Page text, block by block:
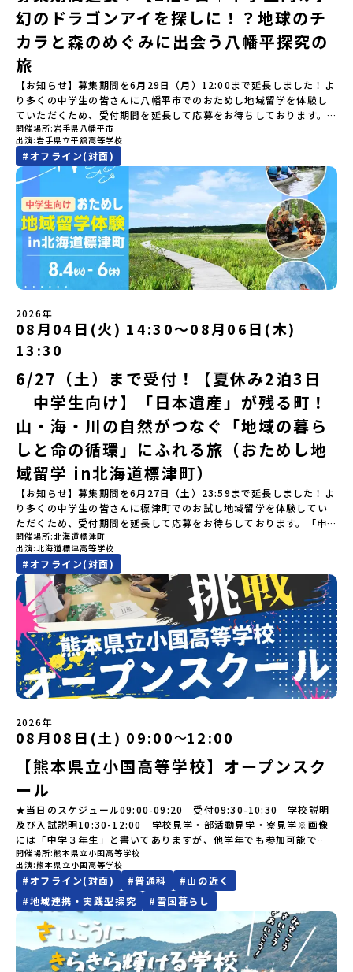
ム主催：一般財団法人地域・教育魅力化プラットフォーム＞「意志
ある若者にあふれる持続可能な地域・社会をつくる」というビジョ
ンを掲げ、2017年3月に島根県に設立した教育事業団体です。日本
全国約200の高校と連携しながら、中学卒業後に地域の枠を越えて生
徒一人ひとりの夢や価値観に合った地域・学校で1〜3年間過ごすこ
とができるシステム「地域みらい留学」をはじめとした、教育事業
や地域活性モデルをつくり続けています。名 称：一般財団法人地
域・教育魅力化プラットフォーム設 立：2017年3月代表者：岩本
悠所在地：〒690-0842 島根県松江市東本町二丁目25-6 みらい
BASE2階 その他所在地公式HP：http://c-platform.or.jp/お問い
合わせ先担当：小川・小原E-mail：info@miratabi.jp「おためし
地域留学体験」のプログラム開催情報を公式LINEにて配信中！ぜひ
ご登録ください♪地域みらい留学公式LINE
si=e5erbspvwz5O8_uF【STEP 2】平取町プログラム説明会〜
「平取町」の内容を具体的に深掘りしたい方へ〜全体説明を聞いた
うえで、「平取町では具体的に何をするの？」「どんな町なの？」
という疑問にお答えする説明会です。平取町ならではの豊かな文化
や、2泊3日のプログラムの中身をたっぷりとお伝えします。日
時： 5月7日(木) 19：00〜19：40内 容： 平取町ってどんなとこ
ろ？、プログラム詳細解説、質疑応答お申し込み：https://c-
mirai.jp/events/002112どちらの説明会でも、お気軽にどうぞ！
「はじめての一人旅だけど大丈夫？」「どんな体験ができるの？」
そんな保護者様の不安や、中学生のみなさんの素朴な疑問にスタッ
フが直接お答えします。チャットでの質問も可能ですので、ぜひご
自宅からリラックスしてご参加ください。▼お申し込み前に必ずご
確認ください・参加規約への同意プログラムへの参加申し込みいた
だく前に、「お申し込みに関する各規約」への同意が必須となりま
す。ご確認ください。・抽選による参加者決定についてお申込みい
ただいた方の中から抽選の上、締め切り日から1週間を目途に、お申
し込み時に記入いただいたメールアドレス宛に「当選／落選メー
ル」をお送りいたします。当選者は、メールに記載された「当選確
認フォーム」に３日以内に回答いただき、確認フォームの提出をも
にご回答いただけない場合は、当選を取り消しとさせていただきま
す。当選取り消しがあった場合は、繰り上げ当選者へご連絡させて
いただきます。登録メールアドレスの変更をご希望の場合は下記の
地域みらい留学公式LINEよりご連絡をお願いします。※受信制限設
定をしていると、通知メールをお受け取りいただけません。その場
合は、「@miratabi.jp」からのメールを受信できるよう設定をお願
いいたします。※結果に関する個別のお問合せにはお答えしており
ませんので、ご了承ください。・お申し込みについてお申込はお一
人様1回限りです。PC・スマートフォンからお申込ください。申込
後の内容変更はできません。お申込時は、メールアドレスの入力間
違いにご注意ください。・宿泊について１室に複数(同性2～4名程
度)で宿泊いただく予定です。・食事アレルギー対応について個別の
詳細なアレルギー対応希望にはお応えしかねる場合がございます。
対応が必要な場合は必ず事前にご相談ください。・参加取消や急遽
参加できなくなった場合について参加決定後の参加お取り消しはご
遠慮下さい。やむを得ないお取り消しの場合はお早めに事務局まで
ご連絡ください。・キャンセルポリシーやむを得ない参加お取り消
しの場合、以下のルールに沿って対応させていただきます。ご了承
ください。プログラム開催日の前日＜7月17日＞から、【キャンセル
のご連絡日：お支払いいただく旅行代金】・21日目にあたる日以
前：無料・20日目-8日目：20％・7日目-2日目：30％・プログラム
開始日の前日：40％・プログラム開始日当日：50％・ご連絡無しで
の不参加またはプログラム開始後の解除：100％・催行中止について
天候などの状況等によって開催を見合わせる可能性があります。そ
の場合は原則、開催日1週間前までにご連絡いたします。又、最少催
行人数に達しなかった場合は、開催日3週間前までに催行中止の旨を
メールにてご連絡いたします。・よくあるご質問その他、よくある
ご質問についてはこちらをご確認ください。運営団体について＜プ
ログラム主催：一般財団法人地域・教育魅力化プラットフォーム＞
「意志ある若者にあふれる持続可能な地域・社会をつくる」という
ビジョンを掲げ、2017年3月に島根県に設立した教育事業団体で
す。日本全国約200の高校と連携しながら、中学卒業後に地域の枠を
越えて生徒一人ひとりの夢や価値観に合った地域・学校で1〜3年間
過ごすことができるシステム「地域みらい留学」をはじめとした、
教育事業や地域活性モデルをつくり続けています。名 称：一般財
団法人地域・教育魅力化プラットフォーム設 立：2017年3月代表
者：岩本 悠所在地：〒690-0842 島根県松江市東本町二丁目25-6
みらいBASE2階 その他所在地公式HP：http://c-platform.or.jp/
お問い合わせ先担当：小川・小原E-mail：info@miratabi.jp「お
ためし地域留学体験」のプログラム開催情報を公式LINEにて配信
中！ぜひご登録ください♪地域みらい留学公式LINE
場の舞台裏。フィールドワーク」 -牧場見学・搾乳体験・動物と触
れ合おう「ランチ/お土産タイム」（PM） 14：00頃プログラム終
了-とかち帯広空港には15：00頃に到着予定です。※天候の状況や参
加人数によってプログラムを変更する場合がございます。参加概要
【開催場所】北海道大樹町（たいきちょう）【実施日程】7月28日
(火)〜 7月30日(木)※参加が確定した方には6月19日(金) 18：30～
20：00に「参加者向け事前オンライン研修」をご案内する予定で
す。必ず参加をお願いします。【集合場所・時間】7月28日(火)
13：00 とかち帯広空港※13：00までにとかち帯広空港に到着する
便で手配ください。【解散場所・時間】7月30日(木) 15：00頃 とか
ち帯広空港※16：00以降にとかち帯広空港を出発する便で手配くだ
さい。【対象】中学2年生、中学3年生【宿泊先】大樹町ワーキング
ステイ住宅※1室に複数(同性2～4名程度)で宿泊いただく予定です。
【旅行代金】無料※旅行代金に含まれる費用のうち、以下の内容が
無料となります：・宿泊費（2泊分）・プログラム内のアクティビテ
ィ・体験費用・一部の食事代*以下の費用は参加者のご負担となりま
す・集合場所までの往復交通費・お土産代や自由時間の個人飲食費
などの個人的費用【募集人数】最大10名（お申し込み多数の場合は
抽選の上決定）【参加者決定】お申し込み多数の場合は、締め切り
間】申込期間が延長になりました！5月7日(木)12：00 から 6月4日
(木) 12：00まで疑問も不安もワクワクに変える！「おためし地域留
学」ステップアップ説明会プログラムの内容を詳しく知りたい方
や、お申し込みを迷われている方向けにZoomでのオンライン配信
を行います。知りたい情報のレベルに合わせて、以下の2つのステッ
プをご活用ください。【STEP 1】全体オンライン説明会（アーカイ
ブ動画を公開中！）〜まずは「おためし地域留学」を知りたい方
へ〜日本全国20以上の地域から選んで参加できる「おためし地域留
学」の全体像や魅力について、説明会を開催しました。中学生一人
での参加にあたり、保護者様が特に気になる「安全面」や「事務局
のサポート体制」についても詳しく解説しています。ぜひ、ご自宅
からお気軽にご視聴ください。🎬 [アーカイブ動画を視聴す
る]YouTube：https://youtu.be/Yt8nd04aNgA?
si=e5erbspvwz5O8_uF 【STEP 2】大樹町プログラム説明会〜
「大樹町」の内容を具体的に深掘りしたい方へ〜全体説明を聞いた
うえで、「大樹町では具体的に何をするの？」「どんな町なの？」
という疑問にお答えする説明会です。大樹町ならではの豊かな文化
や、2泊3日のプログラムの中身をたっぷりとお伝えします。日
時： 5月13日(水) 19：00〜19：40内 容： 大樹町ってどんなとこ
ろ？プログラム詳細解説、質疑応答お申し込み：https://c-
mirai.jp/events/002112お気軽にどうぞ！「はじめての一人旅だ
けど大丈夫？」「どんな体験ができるの？」そんな保護者様の不安
や、中学生のみなさんの素朴な疑問にスタッフが直接お答えしま
す。チャットでの質問も可能ですので、ぜひご自宅からリラックス
してご参加ください。▼お申し込み前に必ずご確認ください・参加
規約への同意プログラムへの参加申し込みいただく前に、「お申し
い。・抽選による参加者決定についてお申込みいただいた方の中か
ら抽選の上、締め切り日から1週間を目途に、お申し込み時に記入い
ただいたメールアドレス宛に「当選／落選メール」をお送りいたし
ます。当選者は、メールに記載された「当選確認フォーム」に３日
ていただきます。当選確認フォームの期日までにご回答いただけな
い場合は、当選を取り消しとさせていただきます。当選取り消しが
あった場合は、繰り上げ当選者へご連絡させていただきます。登録
メールアドレスの変更をご希望の場合は下記の地域みらい留学公式
LINEよりご連絡をお願いします。※受信制限設定をしていると、通
知メールをお受け取りいただけません。その場合は、
「@miratabi.jp」からのメールを受信できるよう設定をお願いいた
します。※結果に関する個別のお問合せにはお答えしておりません
ので、ご了承ください。・お申し込みについてお申込はお一人様1回
限りです。PC・スマートフォンからお申込ください。申込後の内容
変更はできません。お申込時は、メールアドレスの入力間違いにご
注意ください。・宿泊について１室に複数(同性2～4名程度)で宿泊
会2位に輝くなど、先輩たちの実力はホンモノ！この旅では自分の手
でモノをつくる時間を体験。金属を削ったり、電気を組んだり、木
で形をつくったり。プロの機械にさわれる高校で&quot;自分の手
&quot;でモノづくりにチャレンジ。夜には自分だけの「竹灯籠（た
けとうろう）」を作って灯りをともします。真っ青な海に思いっき
りダイブしたり、全国から集まった仲間や地元の高校生、地域の方
たちとワイワイBBQや夕ごはんづくりは一生の思い出になるはず！
ちょっとドキドキするけど、楽しい！に出会う3日間。熱気あふれる
出水市の冒険に飛び込んでみませんか？体験のおすすめポイント体
験プログラム内容（予定）＜1日目＞（PM）「オリエンテーショ
ン・自己紹介ワーク」「みんなで海遊び！」 -心をほぐして、出水
に飛び込む！海を満喫しよう！「みんなで夕食」「1日目の振り返り
会」＜2日目＞（AM）「出水工業高校のオープンスクールに参
加」 -高校見学 -授業体験（PM）「学校のことを深く知る・もの
づくりにチャレンジ！」 -各学科を実際に体験する -ものづくり
にチャレンジ -竹灯籠づくりを創って灯りをともす「みんなで
BBQ」「2日目の振り返り会」＜3日目＞（AM）「3日間の振り返り
ワーク」 -みんなで振り返り対話（PM） 13:00頃 解散（出水駅）
※天候の状況や参加人数によってプログラムを変更する場合がござ
（月）〜 8月5日（水）※参加が確定した方には7月7日(火) 18:30-
20:00に「参加者向け事前オンライン会」をご案内する予定です。必
ず参加をお願いします。【集合場所・時間】出水駅 8月3日(月)
13:30 集合【解散場所・時間】出水駅 8月5日(水) 12:00 解散【対
象】中学生2～3年生【宿泊先】現在調整中※1室に複数名(同性)で宿
泊いただく予定です。【旅行代金】無料※旅行代金に含まれる費用
のうち、以下の内容が無料となります：・宿泊費（2泊分）・プログ
ラム内のアクティビティ・体験費用・一部の食事代*以下の費用は参
加者のご負担となります・集合場所までの往復交通費・お土産代や
自由時間の個人飲食費などの個人的費用【募集人数】最大10名（お
申し込み多数の場合は抽選の上決定）【参加者決定】お申し込み多
数の場合は、締め切り後1週間を目途に当落結果をご連絡いたしま
す。【申し込み受付期間】6月1日(月)12：00 から 6月15日(月)
12：00まで疑問も不安もワクワクに変える！「おためし地域留学」
ステップアップ説明会プログラムの内容を詳しく知りたい方や、お
申し込みを迷われている方向けにZoomでのオンライン配信を行い
ます。知りたい情報のレベルに合わせて、以下の2つのステップをご
活用ください。【STEP 1】全体オンライン説明会（アーカイブ動画
を公開中！）〜まずは「おためし地域留学」を知りたい方へ〜日本
全国20以上の地域から選んで参加できる「おためし地域留学」の全
体像や魅力について、説明会を開催しました。中学生一人での参加
にあたり、保護者様が特に気になる「安全面」や「事務局のサポー
ト体制」についても詳しく解説しています。ぜひ、ご自宅からお気
軽にご視聴ください。🎬 [アーカイブ動画を視聴する]YouTube：
https://youtu.be/Yt8nd04aNgA?si=e5erbspvwz5O8_uF
【STEP 2】出水市・出水工業高校プログラム説明会〜「出水市・出
水工業高校」の内容を具体的に深掘りしたい方へ〜全体説明を聞い
たうえで、「出水市では具体的に何をするの？」「どんな町な
の？」という疑問にお答えする説明会です。出水市ならではの豊か
な文化や、2泊3日のプログラムの中身をたっぷりとお伝えします。
日 時： 6月9日日(水)19:00-19:45内 容： 出水市ってどんなとこ
ろ？プログラム詳細解説、質疑応答お申し込み：https://c-
mirai.jp/events/091247お気軽にどうぞ！「はじめての一人旅だ
けど大丈夫？」「どんな体験ができるの？」そんな保護者様の不安
や、中学生のみなさんの素朴な疑問にスタッフが直接お答えしま
す。チャットでの質問も可能ですので、ぜひご自宅からリラックス
してご参加ください。▼お申し込み前に必ずご確認ください・参加
規約への同意プログラムへの参加申し込みいただく前に、「お申し
込みに関する各規約」への同意が必須となります。ご確認くださ
い。・抽選による参加者決定についてお申込みいただいた方の中か
ら抽選の上、締め切り日から1週間を目途に、お申し込み時に記入い
ただいたメールアドレス宛に「当選／落選メール」をお送りいたし
ます。当選者は、メールに記載された「当選確認フォーム」に3日以
内に回答いただき、確認フォームの提出をもって参加確定とさせて
幻のドラゴンアイを探しに！？地球のチ
カラと森のめぐみに出会う八幡平探究の
旅
【お知らせ】募集期間を6月29日（月）12:00まで延長しました！よ
り多くの中学生の皆さんに八幡平市でのおためし地域留学を体験し
ていただくため、受付期間を延長して応募をお待ちしております。
「申し込みのタイミングを逃してしまった」という方も、この機会
にぜひ一歩踏み出してみませんか？※都合により締め切りを早める
場合がございます。お早目にご応募ください！＜体験費・宿泊費が
無料＞緑があふれる大自然の町へ！世界でここでしかできない「自
然×アートの融合体験」や「自然クラフト」を楽しんでみません
か？「大自然や文化体験が好き！興味がある！」「その地域にしか
ない郷土料理を味わってみたい！」「地元以外の暮らしや文化が気
になる。いつか留学してみたい！」そんな中学生のみなさんにおす
すめ！「おためし地域留学体験」は、日本全国約200の高校と連携し
ながら地域の枠を超えて学校生活を送ることができる「地域みらい
留学」をプチ体験できるプログラムです。はじめてでも安心！現地
ではスタッフがしっかりとサポートいたします。今回のフィールド
は「岩手県八幡平市（はちまんたいし）」岩手県八幡平市（はちま
んたいし）は北西部にあり、秋田県との県境にある自然豊かな町で
す。町の約83％は「森林」！標高1,000mを超える山岳地帯や高原
もあり緑が豊かな大自然を感じることができ、新緑、山菜の春、花
の夏、紅葉の秋、スキーや樹氷の冬と四季ごとに美しい景色を見る
ことのできるユニークな町です。「十和田八幡平（とわだはちまん
たい）国立公園」では登山やトレッキング、「安比高原（あっぴこ
うげん）スキー場」は日本国内最大級のスキーリゾートとして有名
で、一年中自然アクティビティを楽しむことができます！そして八
幡平市にある「松川地熱発電所」は、日本で初めて「地球のチカラ
を電気に変えた」場所！八幡平の地下からわき出す蒸気をそのまま
電気に変える「地球・自然にやさしい最先端のエネルギー」を生み
出す挑戦をしてきた町です。今回のプログラムでは、この松川地熱
発電所から吹き出す地熱蒸気を使った「アート体験」をすることが
できます。世界でここだけ！地球のチカラを使った幻想的なグラデ
ーションのアートづくりをぜひ体験してみてください！さらに八幡
平市は自然（山）の恵みを生かした料理がとても美味しい地域で
す。みなさんの地元の味とは違う「岩手の郷土料理」を味わって楽
しんでください🎵今回はこの大自然や文化が魅力的な八幡平市で、
日本全国から集まる中学生や「平舘（たいらだて）高校」の高校生
と一緒にさまざまなアクティビティを体験していただきます。他に
はないスペシャルな魅力がギュッと詰まった岩手県八幡平市で五感
を使いながら、まちの魅力を一緒に探究してみませんか？地域と一
体になり「開拓者精神」を育む！「平舘（たいらだて）高校」と
は？今回のプログラムを一緒に過ごしてくれる高校生は「平舘（た
いらだて）高校」の生徒たち。この高校の特徴は「地域と一体にな
った探究教育」と「自分で考えて動くチカラを大切にしている」こ
自身が「探究プロジェクト」を企画し取り組むユニークな高校で
す。机の上で勉強するだけではない、実践的な探究やフィールドワ
ークを楽しむことができます。今回は、そんなエネルギッシュに活
躍する高校生と一緒に交流したり対話をしながら、町の文化・料理
を楽しみ、高校での活動のイメージをもつことができる絶好の機
会！この地域でしか味わえない豊かな体験をぜひ楽しんでください
🎵体験のおすすめポイント体験プログラム内容（予定）＜1日目＞
（PM）「オリエンテーション」「地熱染色・発電所見学」 -八幡
平市の自然を知る -地球のチカラを使ったアートづくり「ペンショ
ンで夕食」「1日目の振り返り」「星空観察」※希望者＜2日目＞
（AM）「平舘（たいらだて）高校見学」 -高校生活をイメージし
よう「郷土料理・BBQ」 -高校生・地元の方と交流を深める
（PM）「“八幡平市”体感ワークショップ」 -あけびづるで表札づく
なで振り返り対話＜3日目＞（AM）「大更駅複合施設の見学」「振
り返りワークショップ」 -個人での振り返り -グループでの振り
返り「お土産・昼食」（PM） 解散 ※天候の状況や参加人数によっ
開催場所 岩手県八幡平市
出演 岩手県立平舘高等学校
#オフライン(対面)
2026年
08月04日(火) 14:30〜08月06日(木)
13:30
6/27（土）まで受付！【夏休み2泊3日
｜中学生向け】「日本遺産」が残る町！
山・海・川の自然がつなぐ「地域の暮ら
しと命の循環」にふれる旅（おためし地
域留学 in北海道標津町）
【お知らせ】募集期間を6月27日（土）23:59まで延長しました！よ
り多くの中学生の皆さんに標津町でのお試し地域留学を体験してい
ただくため、受付期間を延長して応募をお待ちしております。「申
し込みのタイミングを逃してしまった」という方も、この機会にぜ
ひ一歩踏み出してみませんか？※都合により締め切りを早める場合
がございます。お早目にご応募ください！-------奨学金のお知らせ-
------＼返還不要・3年間最大72万／💡北海道の高校留学に【毎月2
万円】の給付型奨学金～夢に向かって一歩踏み出す、あなたの未来
を応援！～ 詳細・条件はこちらから-----------------------------
----＜体験費・宿泊費が無料！＞一万年前から続く自然と人の暮らし
が今も残る町！広大な自然と生き物とともに生きる豊かさに触れ、
まちの暮らしを一緒に体験してみませんか？「地元以外の地域の暮
らしが気になる。いつか留学してみたい！」「大自然と生き物が好
き！興味がある！」「自分の進学や将来の可能性をもっとひらきた
い！」そんな中学生のみなさんにおすすめ！「おためし地域留学体
験」は、日本全国約200の高校と連携し、地域の枠を超えて学校生活
を送る「地域みらい留学」をプチ体験できるプログラムです。はじ
めてのひとり旅でも安心！現地でもスタッフがしっかりとサポート
いたします。今回のフィールドは「北海道 標津町（しべつちょ
う）」北海道の東に位置する標津町（しべつちょう）は人口 約
4,600人の町。東の水平線の奥に見えるのは北方領土の国後島（くな
しりとう）、西には世界遺産に認定されている秘境・知床半島（し
れとこはんとう）、鶴や白鳥など珍しい野鳥の宝庫である野付半島
（のつけはんとう）をながめることができ、ミルクの里の牧草地が
広がる牛の酪農（らくのう）もさかんで、海と緑と川の自然と生き
物が豊かな町です！標津町はさらに「鮭（さけ）の聖地」としても
有名。江戸時代には将軍家にも贈られたほどで、今では「日本遺
産」に登録されています。一万年前から続く伝統的な「鮭」の産業
とともに人々の豊かな暮らしがあります。一万年前の縄文時代か
ら、人々の間で大切に守り受け継がれ、厳しい大自然と向き合い、
山・海・川がもたらす恵みに深く感謝しながら生きていく姿勢は今
も息づく「命の循環」です。日本遺産にも認定されている「サケ」
開催場所 北海道標津町
出演 北海道標津高等学校
#オフライン(対面)
2026年
08月08日(土) 09:00〜12:00
【熊本県立小国高等学校】オープンスク
ール
★当日のスケジュール09:00-09:20 受付09:30-10:30 学校説明
及び入試説明10:30-12:00 学校見学・部活動見学・寮見学※画像
には「中学３年生」と書いてありますが、他学年でも参加可能で
す！
開催場所 熊本県立小国高等学校
出演 熊本県立小国高等学校
#オフライン(対面) #普通科 #山の近く
#地域連携・実践型探究 #雪国暮らし